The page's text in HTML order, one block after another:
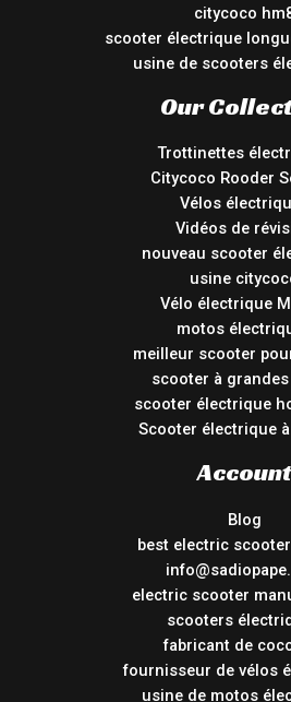
citycoco
scooter électrique
usine de scooters
Our
Trottinettes
Citycoco Rooder
Vélos
Vidéos de
nouveau scooter
usine
Vélo électrique
motos
meilleur scooter
scooter à
scooter électrique
Scooter électrique
Account
Blog
best electric
electric scooter
scooters
fabricant de
fournisseur de vélos
usine de motos